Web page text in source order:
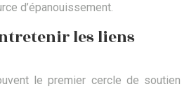
d’épanouissement.
les liens
le premier cercle de soutien